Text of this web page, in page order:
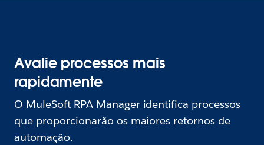
Avalie processos mais
rapidamente
O MuleSoft RPA Manager identifica processos
que proporcionarão os maiores retornos de
automação.